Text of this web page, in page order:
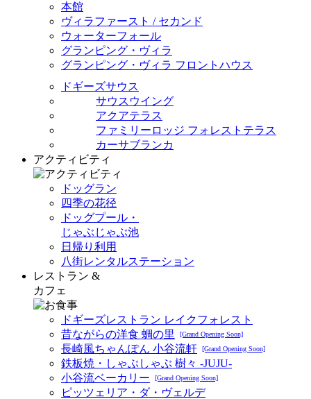
本館
ヴィラファースト / セカンド
ウォーターフォール
グランピング・ヴィラ
グランピング・ヴィラ フロントハウス
ドギーズサウス
サウスウイング
アクアテラス
ファミリーロッジ フォレストテラス
カーサブランカ
アクティビティ
ドッグラン
四季の花径
ドッグプール・
じゃぶじゃぶ池
日帰り利用
八街レンタルステーション
レストラン &
カフェ
ドギーズレストラン レイクフォレスト
昔ながらの洋食 蜩の里
[Grand Opening Soon]
長崎風ちゃんぽん 小谷流軒 [Grand Opening Soon]
鉄板焼・しゃぶしゃぶ 樹々 -JUJU-
小谷流ベーカリー
[Grand Opening Soon]
ピッツェリア・ダ・ヴェルデ